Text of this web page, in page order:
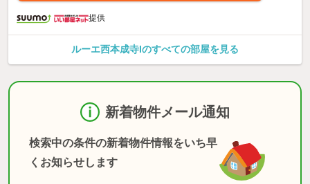
提供
ルーエ西本成寺Iのすべての部屋を見る
新着物件メール通知
検索中の条件の新着物件情報をいち早
くお知らせします